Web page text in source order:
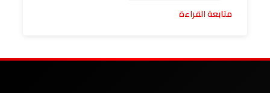
متابعة القراءة